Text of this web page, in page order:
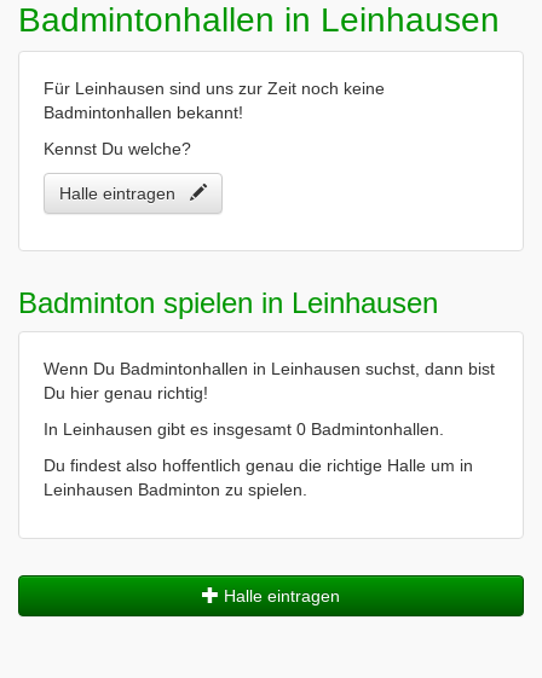
Badmintonhallen in Leinhausen
Für Leinhausen sind uns zur Zeit noch keine
Badmintonhallen bekannt!
Kennst Du welche?
Halle eintragen
Badminton spielen in Leinhausen
Wenn Du Badmintonhallen in Leinhausen suchst, dann bist
Du hier genau richtig!
In Leinhausen gibt es insgesamt 0 Badmintonhallen.
Du findest also hoffentlich genau die richtige Halle um in
Leinhausen Badminton zu spielen.
Halle eintragen